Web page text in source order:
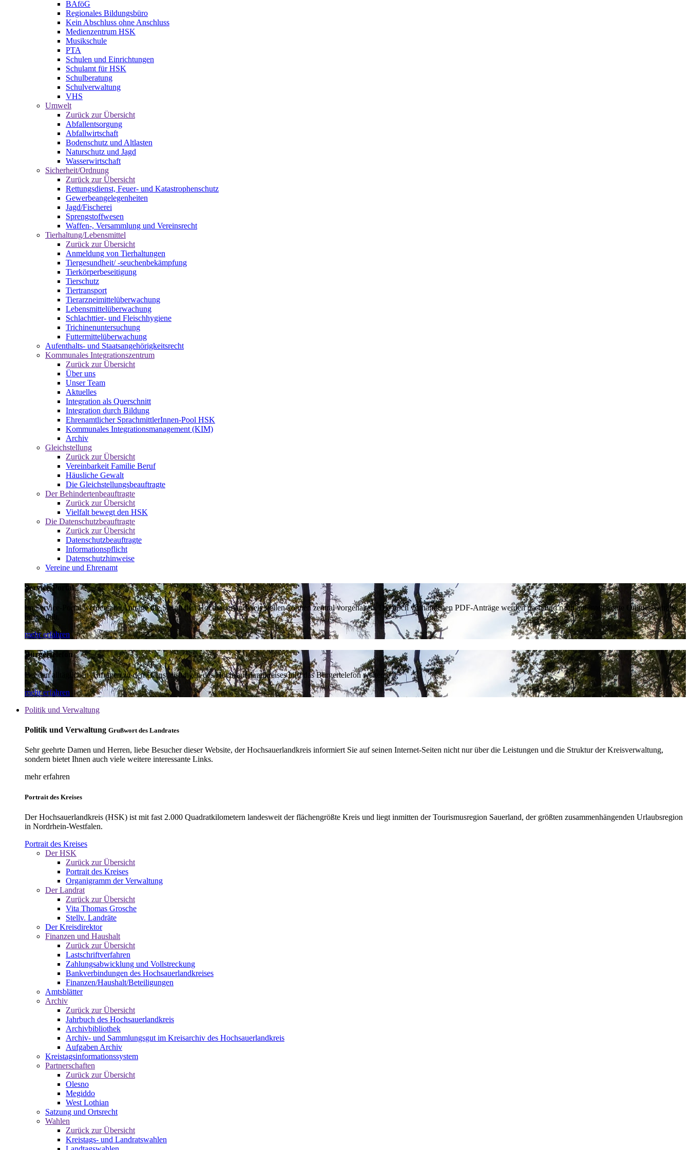
BAföG
Regionales Bildungsbüro
Kein Abschluss ohne Anschluss
Medienzentrum HSK
Musikschule
PTA
Schulen und Einrichtungen
Schulamt für HSK
Schulberatung
Schulverwaltung
VHS
Umwelt
Zurück zur Übersicht
Abfallentsorgung
Abfallwirtschaft
Bodenschutz und Altlasten
Naturschutz und Jagd
Wasserwirtschaft
Sicherheit/Ordnung
Zurück zur Übersicht
Rettungsdienst, Feuer- und Katastrophenschutz
Gewerbeangelegenheiten
Jagd/Fischerei
Sprengstoffwesen
Waffen-, Versammlung und Vereinsrecht
Tierhaltung/Lebensmittel
Zurück zur Übersicht
Anmeldung von Tierhaltungen
Tiergesundheit/ -seuchenbekämpfung
Tierkörperbeseitigung
Tierschutz
Tiertransport
Tierarzneimittelüberwachung
Lebensmittelüberwachung
Schlachttier- und Fleischhygiene
Trichinenuntersuchung
Futtermittelüberwachung
Aufenthalts- und Staatsangehörigkeitsrecht
Kommunales Integrationszentrum
Zurück zur Übersicht
Über uns
Unser Team
Aktuelles
Integration als Querschnitt
Integration durch Bildung
Ehrenamtlicher SprachmittlerInnen-Pool HSK
Kommunales Integrationsmanagement (KIM)
Archiv
Gleichstellung
Zurück zur Übersicht
Vereinbarkeit Familie Beruf
Häusliche Gewalt
Die Gleichstellungsbeauftragte
Der Behindertenbeauftragte
Zurück zur Übersicht
Vielfalt bewegt den HSK
Die Datenschutzbeauftragte
Zurück zur Übersicht
Datenschutzbeauftragte
Informationspflicht
Datenschutzhinweise
Vereine und Ehrenamt
Service-Portal
Im Service-Portal werden alle Anträge die Sie an den Hochsauerlandkreis stellen können zentral vorgehalten. Die noch vorhandenen PDF-Anträge werden nach und nach auf intelligente Online-Anträge
umgestellt.
mehr erfahren
Bürgertelefon
Bei den alltäglichen Anfragen zu den Dienstleistungen des Hochsauerlandkreises hilft das Bürgertelefon weiter.
mehr erfahren
Politik und Verwaltung
Politik und Verwaltung Grußwort des Landrates
Sehr geehrte Damen und Herren, liebe Besucher dieser Website, der Hochsauerlandkreis informiert Sie auf seinen Internet-Seiten nicht nur über die Leistungen und die Struktur der Kreisverwaltung,
sondern bietet Ihnen auch viele weitere interessante Links.
mehr erfahren
Portrait des Kreises
Der Hochsauerlandkreis (HSK) ist mit fast 2.000 Quadratkilometern landesweit der flächengrößte Kreis und liegt inmitten der Tourismusregion Sauerland, der größten zusammenhängenden Urlaubsregion
in Nordrhein-Westfalen.
Portrait des Kreises
Der HSK
Zurück zur Übersicht
Portrait des Kreises
Organigramm der Verwaltung
Der Landrat
Zurück zur Übersicht
Vita Thomas Grosche
Stellv. Landräte
Der Kreisdirektor
Finanzen und Haushalt
Zurück zur Übersicht
Lastschriftverfahren
Zahlungsabwicklung und Vollstreckung
Bankverbindungen des Hochsauerlandkreises
Finanzen/Haushalt/Beteiligungen
Amtsblätter
Archiv
Zurück zur Übersicht
Jahrbuch des Hochsauerlandkreis
Archivbibliothek
Archiv- und Sammlungsgut im Kreisarchiv des Hochsauerlandkreis
Aufgaben Archiv
Kreistagsinformationssystem
Partnerschaften
Zurück zur Übersicht
Olesno
Megiddo
West Lothian
Satzung und Ortsrecht
Wahlen
Zurück zur Übersicht
Kreistags- und Landratswahlen